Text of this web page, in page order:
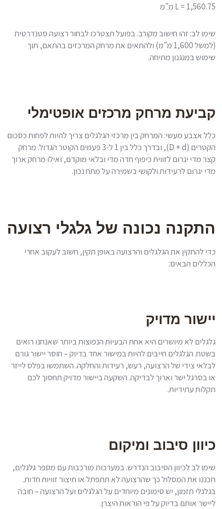
L = 1,560.75 מ"מ
שימו לב: זהו חישוב מקורב. בפועל תצטרכו לבחור רצועה סטנדרטית
(למשל 1,600 מ"מ) ולהתאים את מרחק המרכזים בהתאם, תוך
שימוש במנגנון מתיחה.
קביעת מרחק מרכזים אופטימלי
כלל אצבע מעשי: המרחק בין מרכזי הגלגלים צריך להיות לפחות כסכום
הקטרים (D + d), ובדרך כלל בין 1 ל-3 פעמים הקוטר הגדול. מרחק
קצר מדי יגרום לזווית כיפוף חדה מדי ובלאי מוקדם, ואילו מרחק ארוך
מדי יגרום לרעידות ולקושי בשמירה על מתח נכון.
התקנה נכונה של גלגלי רצועה
כדי להתקין את הגלגלים והרצועה באופן תקין, חשוב לעקוב אחרי
הכללים הבאים:
יישור מדויק
גלגלים לא מיושרים היא אחת הבעיות הנפוצות ביותר שאנחנו רואים
בשטח. הגלגלים חייבים להיות במישור אחד בדיוק – חוסר יישור גורם
לבלאי צידי של הרצועה, רעש, רעידות והחלקה. השתמשו בפלס לייזר
או בסרגל ישר וארוך לבדיקה. השקעה ביישור מדויק תחסוך לכם
תקלות עתידיות.
כיוון סיבוב ומיקום
שימו לב לכיוון הסיבוב הנדרש. במערכות מורכבות עם מספר גלגלים,
תכננו את המסלול כך שהרצועה לא תתפתל או תיצור זוויות חדות.
בגלגלי תזמון, יש סימונים מיוחדים על הגלגלים ועל הרצועה – חובה
ליישר אותם בדיוק על פי הוראות היצרן.